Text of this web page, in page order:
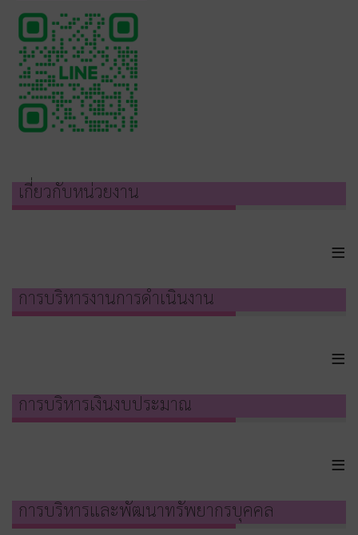
เกี่ยวกับหน่วยงาน
≡
การบริหารงานการดำเนินงาน
≡
การบริหารเงินงบประมาณ
≡
การบริหารและพัฒนาทรัพยากรบุคคล